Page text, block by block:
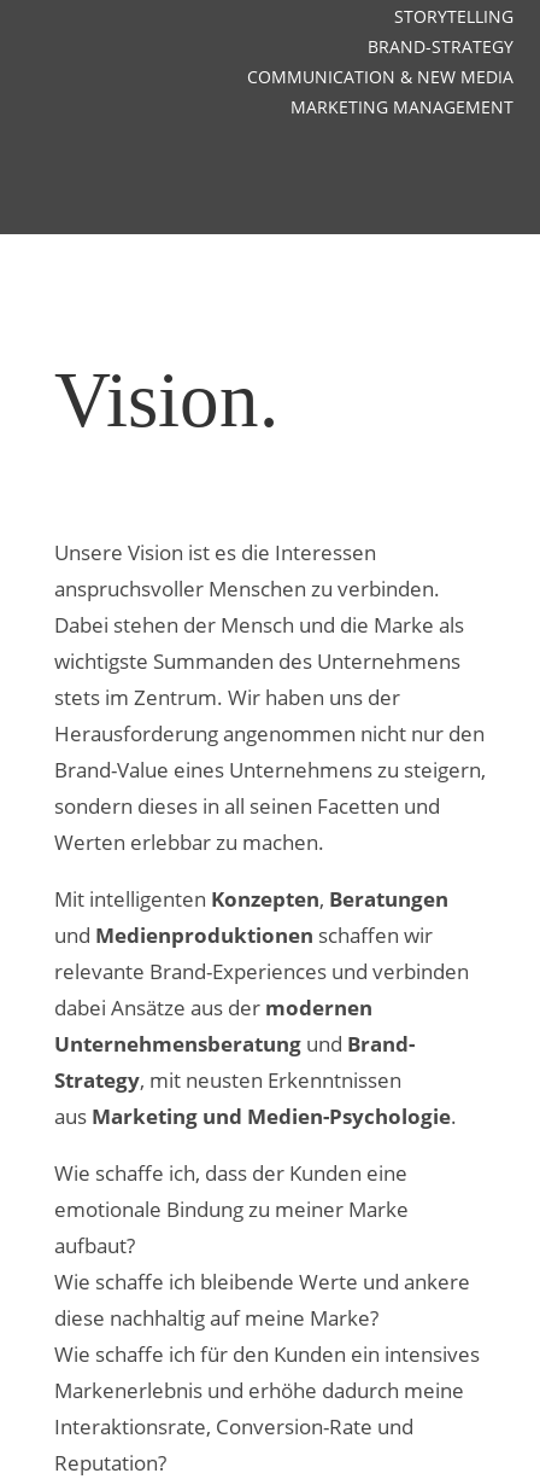
STORYTELLING
BRAND-STRATEGY
COMMUNICATION & NEW MEDIA
MARKETING MANAGEMENT
Vision.
Unsere Vision ist es die Interessen
anspruchsvoller Menschen zu verbinden.
Dabei stehen der Mensch und die Marke als
wichtigste Summanden des Unternehmens
stets im Zentrum. Wir haben uns der
Herausforderung angenommen nicht nur den
Brand-Value eines Unternehmens zu steigern,
sondern dieses in all seinen Facetten und
Werten erlebbar zu machen.
Mit intelligenten Konzepten, Beratungen
und Medienproduktionen schaffen wir
relevante Brand-Experiences und verbinden
dabei Ansätze aus der modernen
Unternehmensberatungund Brand-
Strategy, mit neusten Erkenntnissen
aus Marketing und Medien-Psychologie.
Wie schaffe ich, dass der Kunden eine
emotionale Bindung zu meiner Marke
aufbaut?
Wie schaffe ich bleibende Werte und ankere
diese nachhaltig auf meine Marke?
Wie schaffe ich für den Kunden ein intensives
Markenerlebnis und erhöhe dadurch meine
Interaktionsrate, Conversion-Rate und
Reputation?